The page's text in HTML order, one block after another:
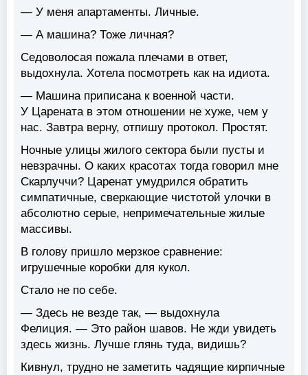
— У меня апартаменты. Личные.
— А машина? Тоже личная?
Седоволосая пожала плечами в ответ,
выдохнула. Хотела посмотреть как на идиота.
— Машина приписана к военной части.
У Царената в этом отношении не хуже, чем у
нас. Завтра верну, отпишу протокол. Простят.
Ночные улицы жилого сектора были пусты и
невзрачны. О каких красотах тогда говорил мне
Скарлуччи? Царенат умудрился обратить
симпатичные, сверкающие чистотой улочки в
абсолютно серые, непримечательные жилые
массивы.
В голову пришло мерзкое сравнение:
игрушечные коробки для кукол.
Стало не по себе.
— Здесь не везде так, — выдохнула
Фелиция. — Это район шавов. Не жди увидеть
здесь жизнь. Лучше глянь туда, видишь?
Кивнул, трудно не заметить чадящие кирпичные